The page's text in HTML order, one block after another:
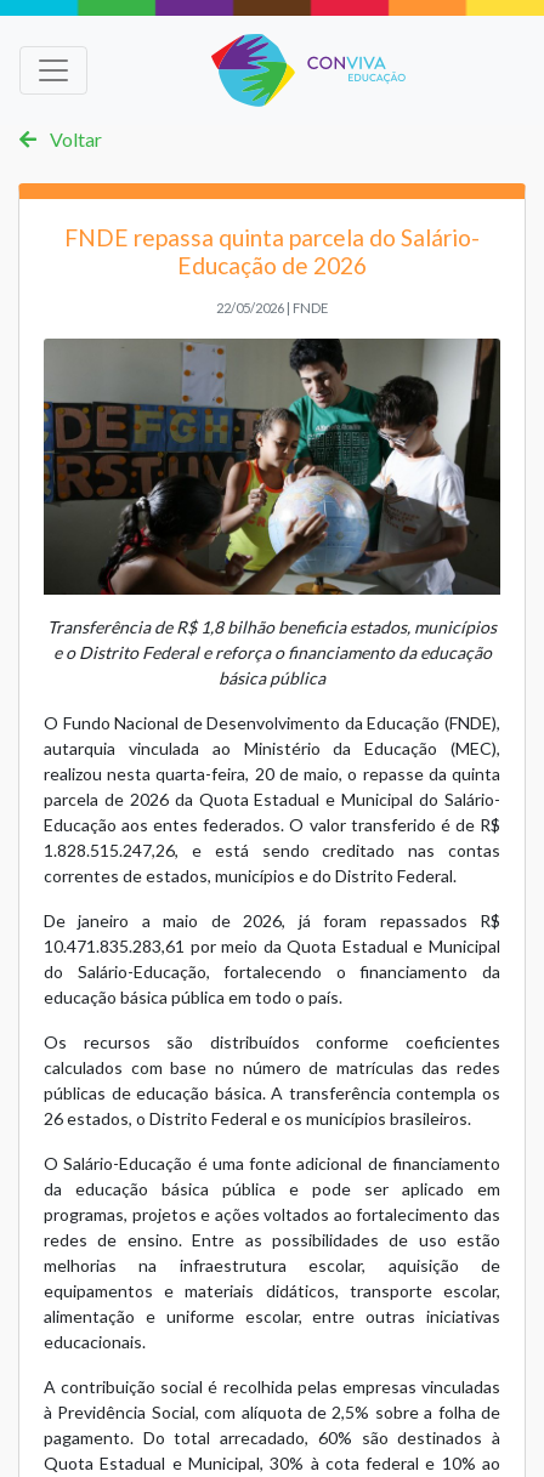
Voltar
FNDE repassa quinta parcela do Salário-
Educação de 2026
22/05/2026 | FNDE
Transferência de R$ 1,8 bilhão beneficia estados, municípios
e o Distrito Federal e reforça o financiamento da educação
básica pública
O Fundo Nacional de Desenvolvimento da Educação (FNDE),
autarquia vinculada ao Ministério da Educação (MEC),
realizou nesta quarta-feira, 20 de maio, o repasse da quinta
parcela de 2026 da Quota Estadual e Municipal do Salário-
Educação aos entes federados. O valor transferido é de R$
1.828.515.247,26, e está sendo creditado nas contas
correntes de estados, municípios e do Distrito Federal.
De janeiro a maio de 2026, já foram repassados R$
10.471.835.283,61 por meio da Quota Estadual e Municipal
do Salário-Educação, fortalecendo o financiamento da
educação básica pública em todo o país.
Os recursos são distribuídos conforme coeficientes
calculados com base no número de matrículas das redes
públicas de educação básica. A transferência contempla os
26 estados, o Distrito Federal e os municípios brasileiros.
O Salário-Educação é uma fonte adicional de financiamento
da educação básica pública e pode ser aplicado em
programas, projetos e ações voltados ao fortalecimento das
redes de ensino. Entre as possibilidades de uso estão
melhorias na infraestrutura escolar, aquisição de
equipamentos e materiais didáticos, transporte escolar,
alimentação e uniforme escolar, entre outras iniciativas
educacionais.
A contribuição social é recolhida pelas empresas vinculadas
à Previdência Social, com alíquota de 2,5% sobre a folha de
pagamento. Do total arrecadado, 60% são destinados à
Quota Estadual e Municipal, 30% à cota federal e 10% ao